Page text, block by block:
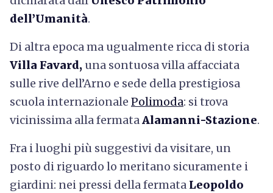
dell’Umanità.
Di altra epoca ma ugualmente ricca di storia
Villa Favard, una sontuosa villa affacciata
sulle rive dell’Arno e sede della prestigiosa
scuola internazionale Polimoda: si trova
vicinissima alla fermataAlamanni-Stazione.
Fra i luoghi più suggestivi da visitare, un
posto di riguardo lo meritano sicuramente i
giardini: nei pressi della fermata Leopoldo